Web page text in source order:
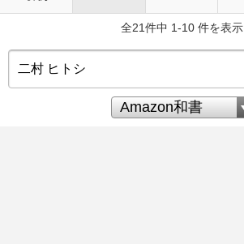
全21件中 1-10 件を表示